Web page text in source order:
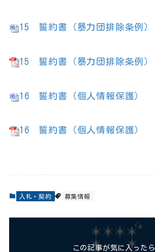
15 誓約書（暴力団排除条例）
15 誓約書（暴力団排除条例）
16 誓約書（個人情報保護）
16 誓約書（個人情報保護）
入札・契約 募集情報
この記事が気に入ったら